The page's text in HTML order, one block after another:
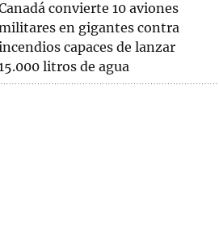
convierte 10 aviones
en gigantes contra
capaces de lanzar
litros de agua